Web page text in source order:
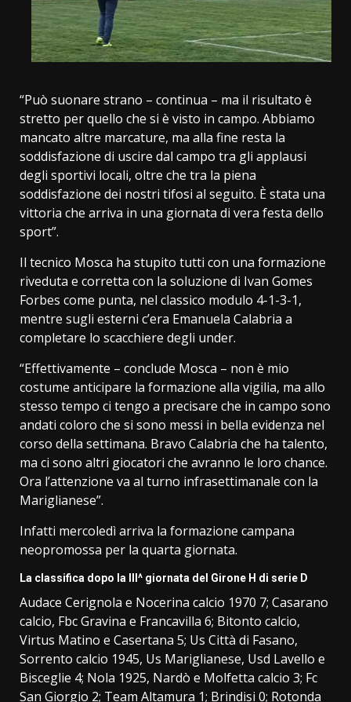
“Può suonare strano – continua – ma il risultato è
stretto per quello che si è visto in campo. Abbiamo
mancato altre marcature, ma alla fine resta la
soddisfazione di uscire dal campo tra gli applausi
degli sportivi locali, oltre che tra la piena
soddisfazione dei nostri tifosi al seguito. È stata una
vittoria che arriva in una giornata di vera festa dello
sport”.
Il tecnico Mosca ha stupito tutti con una formazione
riveduta e corretta con la soluzione di Ivan Gomes
Forbes come punta, nel classico modulo 4-1-3-1,
mentre sugli esterni c’era Emanuela Calabria a
completare lo scacchiere degli under.
“Effettivamente – conclude Mosca – non è mio
costume anticipare la formazione alla vigilia, ma allo
stesso tempo ci tengo a precisare che in campo sono
andati coloro che si sono messi in bella evidenza nel
corso della settimana. Bravo Calabria che ha talento,
ma ci sono altri giocatori che avranno le loro chance.
Ora l’attenzione va al turno infrasettimanale con la
Mariglianese”.
Infatti mercoledì arriva la formazione campana
neopromossa per la quarta giornata.
La classifica dopo la III^ giornata del Girone H di serie D
Audace Cerignola e Nocerina calcio 1970 7; Casarano
calcio, Fbc Gravina e Francavilla 6; Bitonto calcio,
Virtus Matino e Casertana 5; Us Città di Fasano,
Sorrento calcio 1945, Us Mariglianese, Usd Lavello e
Bisceglie 4; Nola 1925, Nardò e Molfetta calcio 3; Fc
San Giorgio 2; Team Altamura 1; Brindisi 0; Rotonda